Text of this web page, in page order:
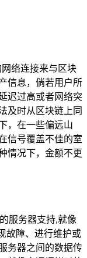
络连接来与区块
信息，倘若用户所
迟过高或者网络突
及时从区块链上同
，在一些偏远山
信号覆盖不佳的室
情况下，金额不更
服务器支持,就像
故障、进行维护或
务器之间的数据传